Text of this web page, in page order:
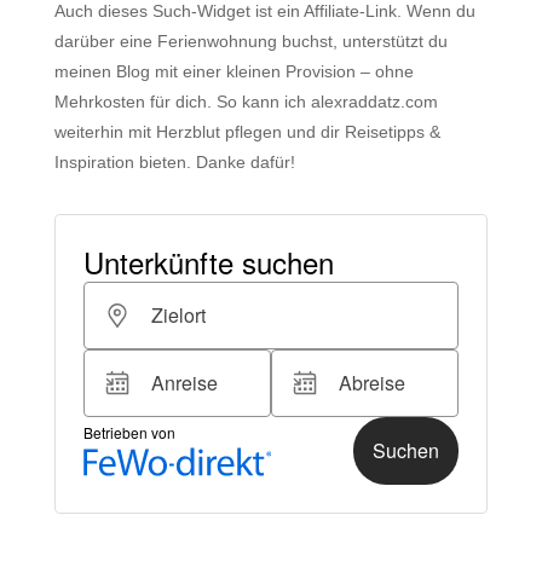
Auch dieses Such-Widget ist ein Affiliate-Link. Wenn du
darüber eine Ferienwohnung buchst, unterstützt du
meinen Blog mit einer kleinen Provision – ohne
Mehrkosten für dich. So kann ich alexraddatz.com
weiterhin mit Herzblut pflegen und dir Reisetipps &
Inspiration bieten. Danke dafür!